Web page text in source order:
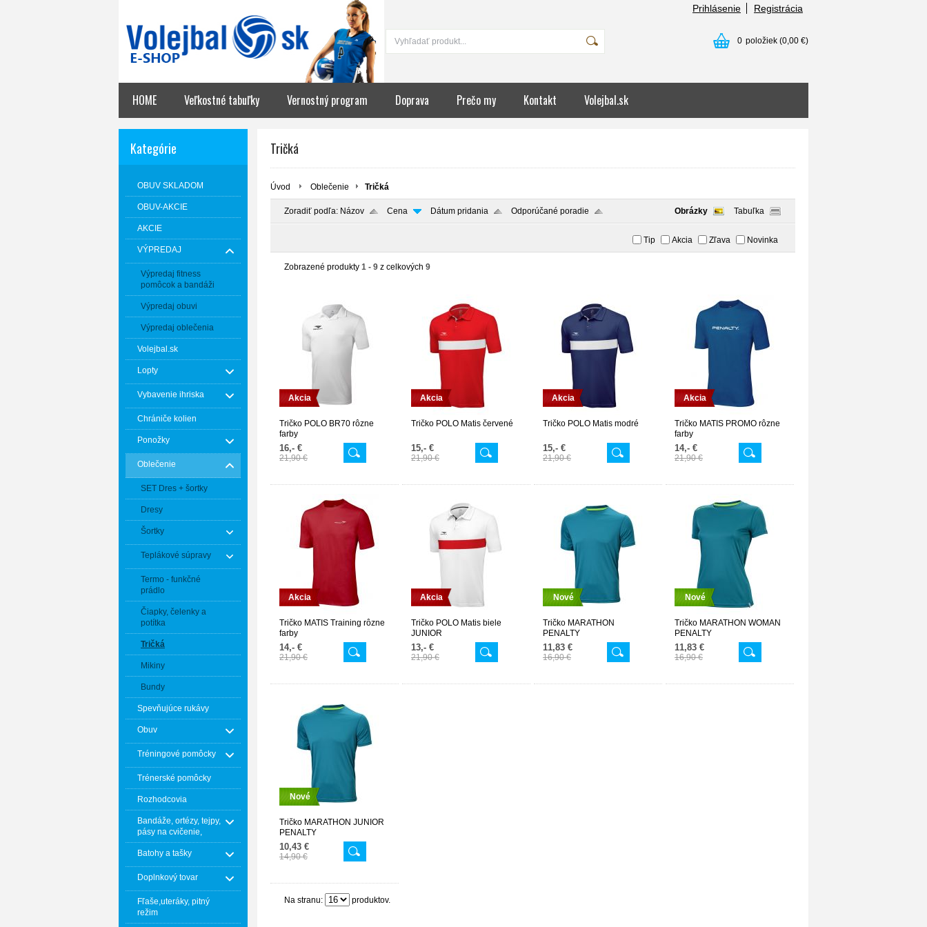
Prihlásenie Registrácia
0 položiek (0,00 €)
HOME Veľkostné tabuľky Vernostný program Doprava Prečo my Kontakt Volejbal.sk
Kategórie
OBUV SKLADOM
OBUV-AKCIE
AKCIE
VÝPREDAJ
Výpredaj fitness
pomôcok a bandáži
Výpredaj obuvi
Výpredaj oblečenia
Volejbal.sk
Lopty
Vybavenie ihriska
Chrániče kolien
Ponožky
Oblečenie
SET Dres + šortky
Dresy
Šortky
Teplákové súpravy
Termo - funkčné
prádlo
Čiapky, čelenky a
potítka
Tričká
Mikiny
Bundy
Spevňujúce rukávy
Obuv
Tréningové pomôcky
Trénerské pomôcky
Rozhodcovia
Bandáže, ortézy, tejpy,
pásy na cvičenie,
Batohy a tašky
Doplnkový tovar
Fľaše,uteráky, pitný
režim
Tričká
Úvod Oblečenie Tričká
Zoradiť podľa: Názov Cena Dátum pridania Odporúčané poradie Obrázky Tabuľka
Tip Akcia Zľava Novinka
Zobrazené produkty 1 - 9 z celkových 9
Akcia
Tričko POLO BR70 rôzne
farby
16,- €
21,90 €
Akcia
Tričko POLO Matis červené
15,- €
21,90 €
Akcia
Tričko POLO Matis modré
15,- €
21,90 €
Akcia
Tričko MATIS PROMO rôzne
farby
14,- €
21,90 €
Akcia
Tričko MATIS Training rôzne
farby
14,- €
21,90 €
Akcia
Tričko POLO Matis biele
JUNIOR
13,- €
21,90 €
Nové
Tričko MARATHON
PENALTY
11,83 €
16,90 €
Nové
Tričko MARATHON WOMAN
PENALTY
11,83 €
16,90 €
Nové
Tričko MARATHON JUNIOR
PENALTY
10,43 €
14,90 €
Na stranu: produktov.